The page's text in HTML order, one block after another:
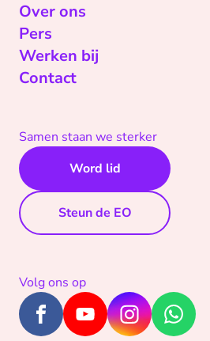
Over ons
Pers
Werken bij
Contact
Samen staan we sterker
Word lid
Steun de EO
Volg ons op